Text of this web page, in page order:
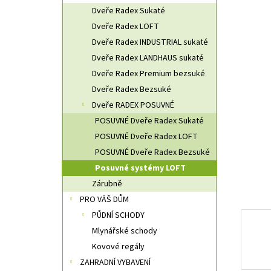
Dveře Radex Sukaté
Dveře Radex LOFT
Dveře Radex INDUSTRIAL sukaté
Dveře Radex LANDHAUS sukaté
Dveře Radex Premium bezsuké
Dveře Radex Bezsuké
Dveře RADEX POSUVNÉ
POSUVNÉ Dveře Radex Sukaté
POSUVNÉ Dveře Radex LOFT
POSUVNÉ Dveře Radex Bezsuké
Posuvné systémy LOFT
Zárubně
PRO VÁŠ DŮM
PŮDNÍ SCHODY
Mlynářské schody
Kovové regály
ZAHRADNÍ VYBAVENÍ